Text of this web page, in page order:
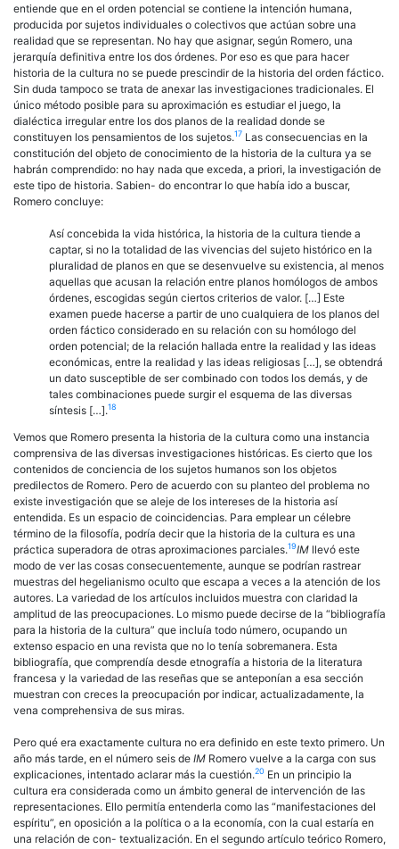
entiende que en el orden potencial se contiene la intención humana,
producida por sujetos individuales o colectivos que actúan sobre una
realidad que se representan. No hay que asignar, según Romero, una
jerarquía definitiva entre los dos órdenes. Por eso es que para hacer
historia de la cultura no se puede prescindir de la historia del orden fáctico.
Sin duda tampoco se trata de anexar las investigaciones tradicionales. El
único método posible para su aproximación es estudiar el juego, la
dialéctica irregular entre los dos planos de la realidad donde se
constituyen los pensamientos de los sujetos.17 Las consecuencias en la
constitución del objeto de conocimiento de la historia de la cultura ya se
habrán comprendido: no hay nada que exceda, a priori, la investigación de
este tipo de historia. Sabien- do encontrar lo que había ido a buscar,
Romero concluye:
Así concebida la vida histórica, la historia de la cultura tiende a
captar, si no la totalidad de las vivencias del sujeto histórico en la
pluralidad de planos en que se desenvuelve su existencia, al menos
aquellas que acusan la relación entre planos homólogos de ambos
órdenes, escogidas según ciertos criterios de valor. […] Este
examen puede hacerse a partir de uno cualquiera de los planos del
orden fáctico considerado en su relación con su homólogo del
orden potencial; de la relación hallada entre la realidad y las ideas
económicas, entre la realidad y las ideas religiosas […], se obtendrá
un dato susceptible de ser combinado con todos los demás, y de
tales combinaciones puede surgir el esquema de las diversas
síntesis […].18
Vemos que Romero presenta la historia de la cultura como una instancia
comprensiva de las diversas investigaciones históricas. Es cierto que los
contenidos de conciencia de los sujetos humanos son los objetos
predilectos de Romero. Pero de acuerdo con su planteo del problema no
existe investigación que se aleje de los intereses de la historia así
entendida. Es un espacio de coincidencias. Para emplear un célebre
término de la filosofía, podría decir que la historia de la cultura es una
práctica superadora de otras aproximaciones parciales.19IM llevó este
modo de ver las cosas consecuentemente, aunque se podrían rastrear
muestras del hegelianismo oculto que escapa a veces a la atención de los
autores. La variedad de los artículos incluidos muestra con claridad la
amplitud de las preocupaciones. Lo mismo puede decirse de la “bibliografía
para la historia de la cultura” que incluía todo número, ocupando un
extenso espacio en una revista que no lo tenía sobremanera. Esta
bibliografía, que comprendía desde etnografía a historia de la literatura
francesa y la variedad de las reseñas que se anteponían a esa sección
muestran con creces la preocupación por indicar, actualizadamente, la
vena comprehensiva de sus miras.
Pero qué era exactamente cultura no era definido en este texto primero. Un
año más tarde, en el número seis de IM Romero vuelve a la carga con sus
explicaciones, intentado aclarar más la cuestión.20 En un principio la
cultura era considerada como un ámbito general de intervención de las
representaciones. Ello permitía entenderla como las “manifestaciones del
espíritu”, en oposición a la política o a la economía, con la cual estaría en
una relación de con- textualización. En el segundo artículo teórico Romero,